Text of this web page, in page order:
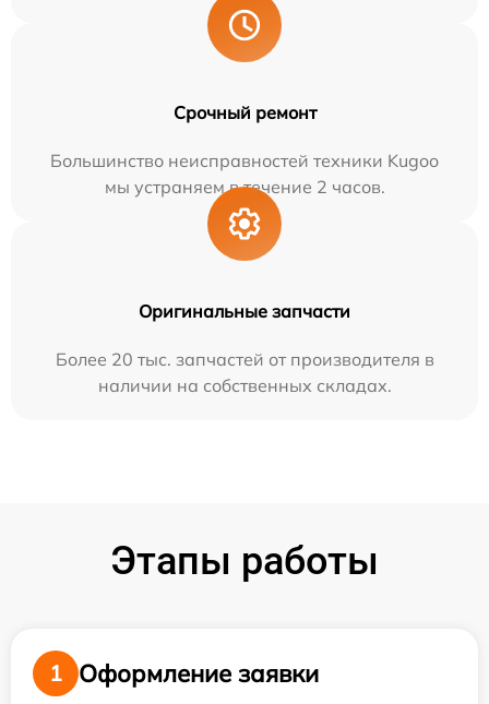
Срочный ремонт
Большинство неисправностей техники Kugoo
мы устраняем в течение 2 часов.
Оригинальные запчасти
Более 20 тыс. запчастей от производителя в
наличии на собственных складах.
Этапы работы
1
Оформление заявки